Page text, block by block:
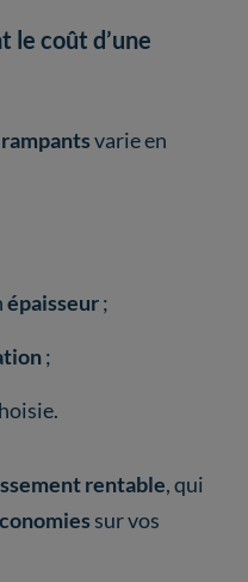
le coût d’une
varie en
épaisseur;
;
rentable, qui
sur vos